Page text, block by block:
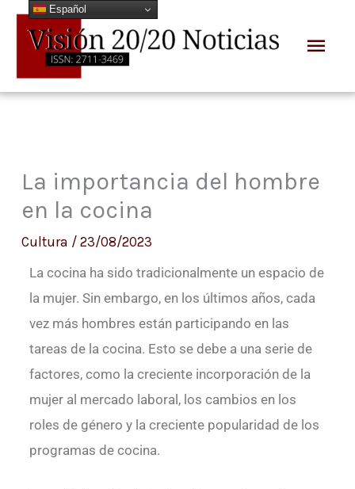
contenido
La importancia del hombre
en la cocina
Cultura / 23/08/2023
La cocina ha sido tradicionalmente un espacio de
la mujer. Sin embargo, en los últimos años, cada
vez más hombres están participando en las
tareas de la cocina. Esto se debe a una serie de
factores, como la creciente incorporación de la
mujer al mercado laboral, los cambios en los
roles de género y la creciente popularidad de los
programas de cocina.
Español